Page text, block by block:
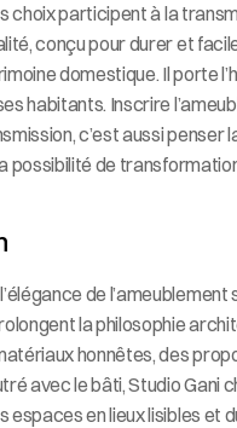
choix participent à la
conçu pour durer et
domestique. Il porte
habitants. Inscrire
c’est aussi penser
possibilité de
de l’ameublement
la philosophie
honnêtes, des
avec le bâti, Studio Gani
espaces en lieux lisibles et